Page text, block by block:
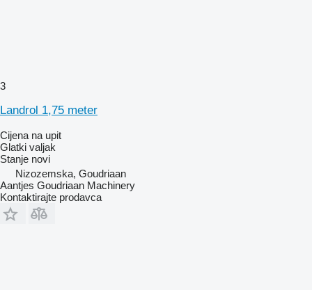
3
Landrol 1,75 meter
Cijena na upit
Glatki valjak
Stanje novi
Nizozemska, Goudriaan
Aantjes Goudriaan Machinery
Kontaktirajte prodavca